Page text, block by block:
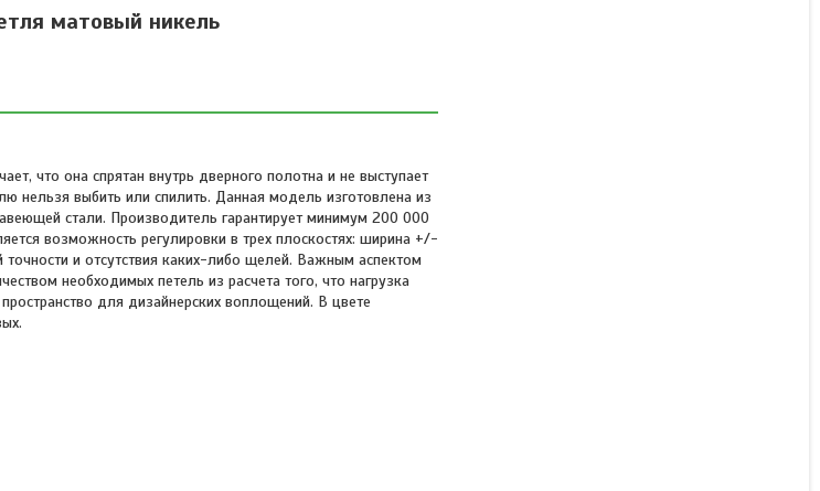
матовый никель
что она спрятан внутрь дверного полотна и не выступает
нельзя выбить или спилить. Данная модель изготовлена ​​из
стали. Производитель гарантирует минимум 200 000
возможность регулировки в трех плоскостях: ширина +/-
и отсутствия каких-либо щелей. Важным аспектом
необходимых петель из расчета того, что нагрузка
для дизайнерских воплощений. В цвете